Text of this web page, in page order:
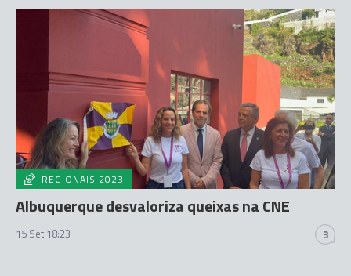
REGIONAIS 2023
Albuquerque desvaloriza queixas na CNE
15 Set 18:23 3